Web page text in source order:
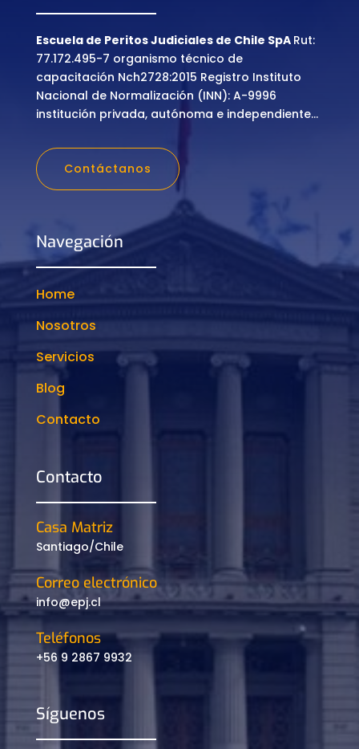
Escuela de Peritos Judiciales de Chile SpA Rut:
77.172.495-7 organismo técnico de
capacitación Nch2728:2015 Registro Instituto
Nacional de Normalización (INN): A-9996
institución privada, autónoma e independiente…
Contáctanos
Navegación
Home
Nosotros
Servicios
Blog
Contacto
Contacto
Casa Matriz
Santiago/Chile
Correo electrónico
info@epj.cl
Teléfonos
+56 9 2867 9932
Síguenos